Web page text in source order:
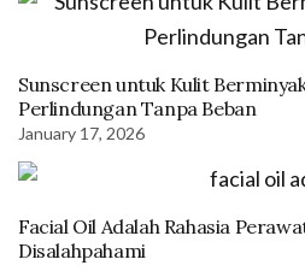
Sunscreen untuk Kulit
Perlindungan Tanpa Beban
January 17, 2026
Facial Oil Adalah Rahasia
Disalahpahami